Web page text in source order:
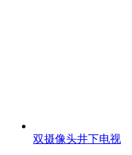
双摄像头井下电视